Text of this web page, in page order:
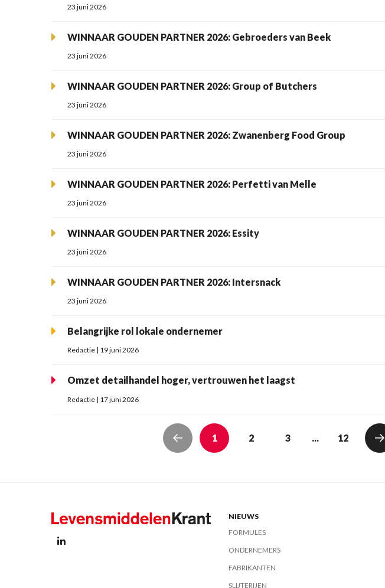
23 juni 2026
WINNAAR GOUDEN PARTNER 2026: Gebroeders van Beek
23 juni 2026
WINNAAR GOUDEN PARTNER 2026: Group of Butchers
23 juni 2026
WINNAAR GOUDEN PARTNER 2026: Zwanenberg Food Group
23 juni 2026
WINNAAR GOUDEN PARTNER 2026: Perfetti van Melle
23 juni 2026
WINNAAR GOUDEN PARTNER 2026: Essity
23 juni 2026
WINNAAR GOUDEN PARTNER 2026: Intersnack
23 juni 2026
Belangrijke rol lokale ondernemer
Redactie | 19 juni 2026
Omzet detailhandel hoger, vertrouwen het laagst
Redactie | 17 juni 2026
1 2 3 ... 12
NIEUWS
FORMULES
ONDERNEMERS
FABRIKANTEN
SLIJTERIJEN